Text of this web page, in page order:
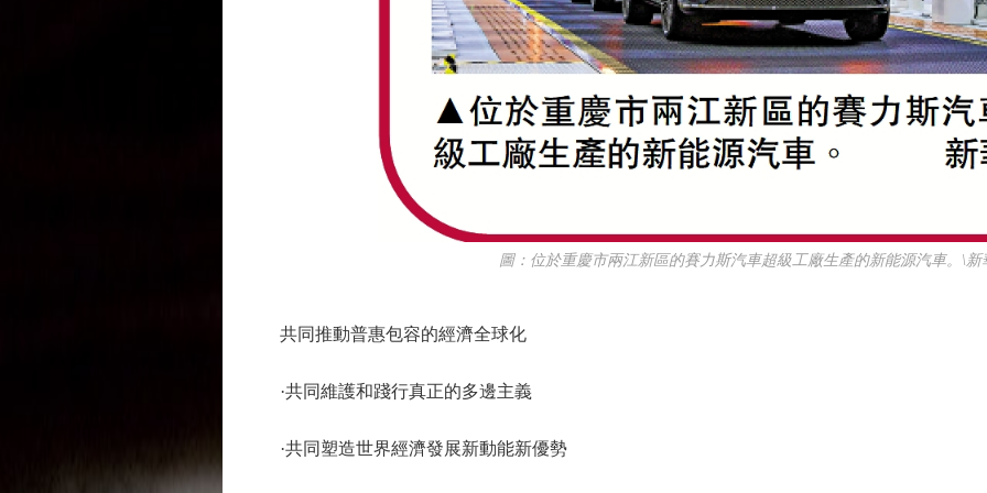
圖：位於重慶市兩江新區的賽力斯汽車超級工廠生產的新能源汽車。\新
共同推動普惠包容的經濟全球化
·共同維護和踐行真正的多邊主義
·共同塑造世界經濟發展新動能新優勢